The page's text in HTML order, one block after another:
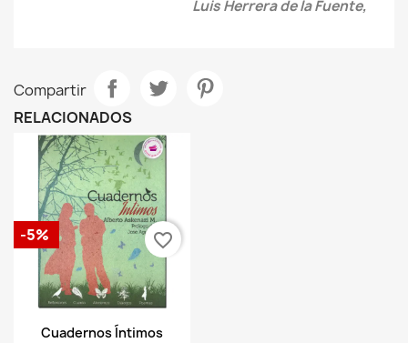
Luis Herrera de la Fuente,
Compartir
RELACIONADOS
Vista rápida
Cuadernos Íntimos
-5% favorite_border